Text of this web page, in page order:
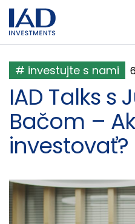
Prejsť na hlavný obsah
# investujte s nami
IAD Talks s
Bačom –
investovať?